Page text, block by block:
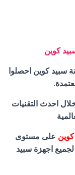
كوين
سبيد كوين احصلوا
احدث التقنيات
على مستوى
اجهزة سبيد